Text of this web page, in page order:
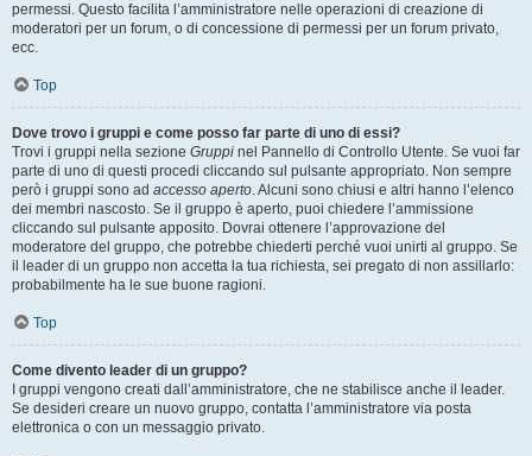
permessi. Questo facilita l’amministratore nelle operazioni di creazione di
moderatori per un forum, o di concessione di permessi per un forum privato,
ecc.
Top
Dove trovo i gruppi e come posso far parte di uno di essi?
Trovi i gruppi nella sezione Gruppi nel Pannello di Controllo Utente. Se vuoi far
parte di uno di questi procedi cliccando sul pulsante appropriato. Non sempre
però i gruppi sono ad accesso aperto. Alcuni sono chiusi e altri hanno l’elenco
dei membri nascosto. Se il gruppo è aperto, puoi chiedere l’ammissione
cliccando sul pulsante apposito. Dovrai ottenere l’approvazione del
moderatore del gruppo, che potrebbe chiederti perché vuoi unirti al gruppo. Se
il leader di un gruppo non accetta la tua richiesta, sei pregato di non assillarlo:
probabilmente ha le sue buone ragioni.
Top
Come divento leader di un gruppo?
I gruppi vengono creati dall’amministratore, che ne stabilisce anche il leader.
Se desideri creare un nuovo gruppo, contatta l’amministratore via posta
elettronica o con un messaggio privato.